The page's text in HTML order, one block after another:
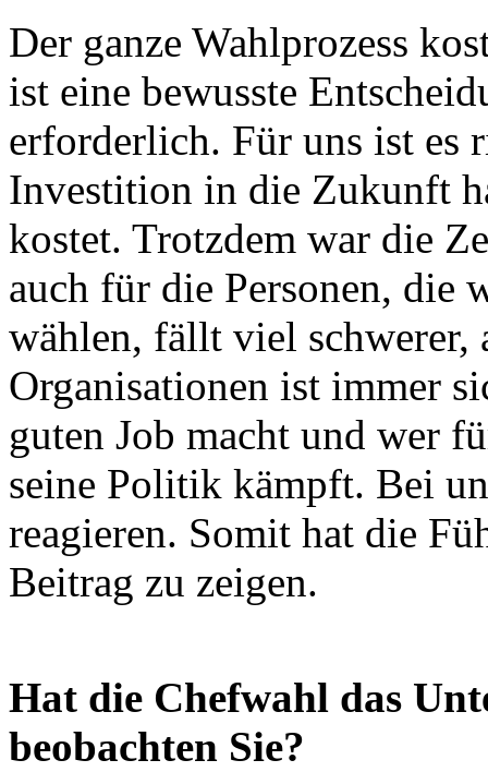
Der ganze Wahlprozess
ist eine bewusste
erforderlich. Für uns ist
Investition in die Zukunft
kostet. Trotzdem war die
auch für die Personen, die
wählen, fällt viel schwerer,
Organisationen ist immer
guten Job macht und wer
seine Politik kämpft. Bei
reagieren. Somit hat die
Beitrag zu zeigen.
Hat die Chefwahl das
beobachten Sie?